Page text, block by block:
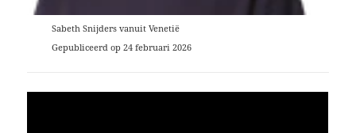
Sabeth Snijders vanuit Venetië
Gepubliceerd op 24 februari 2026